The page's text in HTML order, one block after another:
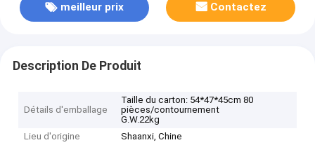
meilleur prix Contactez
Description De Produit
Détails d'emballage
Taille du carton: 54*47*45cm 80
pièces/contournement
G.W.22kg
Lieu d'origine
Shaanxi, Chine